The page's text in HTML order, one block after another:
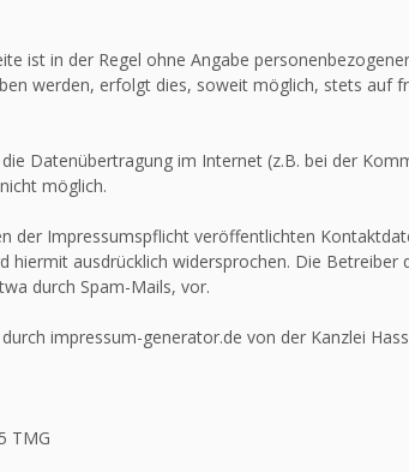
ist in der Regel ohne Angabe
werden, erfolgt dies, soweit möglich, stets auf
Datenübertragung im Internet (z.B. bei der
möglich.
der Impressumspflicht veröffentlichten
hiermit ausdrücklich widersprochen. Die
durch Spam-Mails, vor.
impressum-generator.de von der Kanzlei
TMG